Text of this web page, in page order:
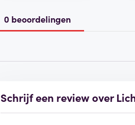
0 beoordelingen
Schrijf een review over